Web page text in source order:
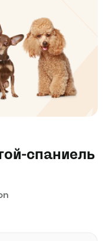
спаниель